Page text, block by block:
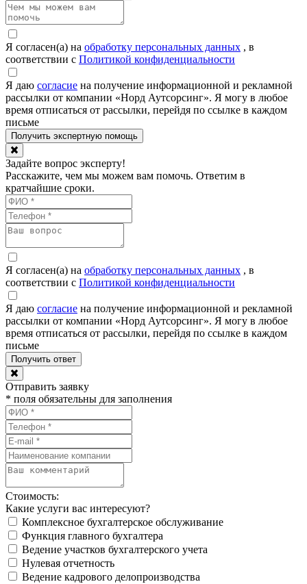
Я согласен(а) на обработку персональных данных , в
соответствии с Политикой конфиденциальности
Я даю согласие на получение информационной и рекламной
рассылки от компании «Норд Аутсорсинг». Я могу в любое
время отписаться от рассылки, перейдя по ссылке в каждом
письме
Задайте вопрос эксперту!
Расскажите, чем мы можем вам помочь. Ответим в
кратчайшие сроки.
Я согласен(а) на обработку персональных данных , в
соответствии с Политикой конфиденциальности
Я даю согласие на получение информационной и рекламной
рассылки от компании «Норд Аутсорсинг». Я могу в любое
время отписаться от рассылки, перейдя по ссылке в каждом
письме
Отправить заявку
* поля обязательны для заполнения
Стоимость:
Какие услуги вас интересуют?
Комплексное бухгалтерское обслуживание
Функция главного бухгалтера
Ведение участков бухгалтерского учета
Нулевая отчетность
Ведение кадрового делопроизводства